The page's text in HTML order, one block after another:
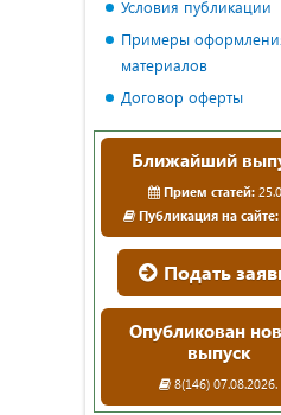
Условия публикации
Примеры
материалов
Договор оферты
Ближайший
Прием статей:
Публикация на сайте:
Подать
Опубликован
выпуск
8(146) 07.08.2026.